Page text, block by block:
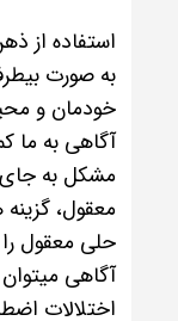
استفاده از
به صورت
خودمان و
آگاهی به ما
مشکل به
معقول،
حلی معقول
آگاهی
اختلالات